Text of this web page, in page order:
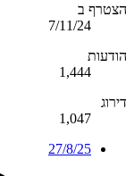
הצטרף ב
7/11/24
הודעות
1,444
דירוג
1,047
27/8/25